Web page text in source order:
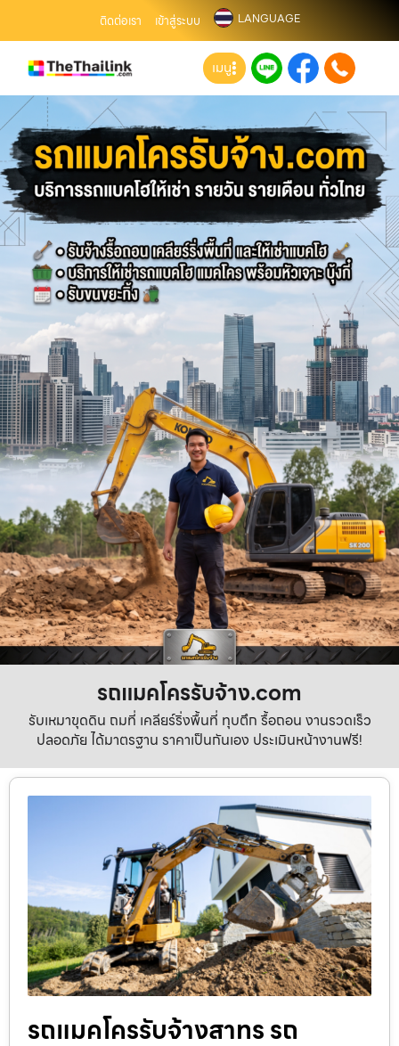
ติดต่อเรา เข้าสู่ระบบ LANGUAGE
เมนู
รถแมคโครรับจ้าง.com
รับเหมาขุดดิน ถมที่ เคลียร์ริ่งพื้นที่ ทุบตึก รื้อถอน งานรวดเร็ว
ปลอดภัย ได้มาตรฐาน ราคาเป็นกันเอง ประเมินหน้างานฟรี!
รถแมคโครรับจ้างสาทร รถ